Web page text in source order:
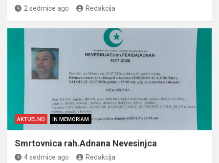
2 sedmice ago Redakcija
AKTUELNO IN MEMORIAM
Smrtovnica rah.Adnana Nevesinjca
4 sedmice ago Redakcija